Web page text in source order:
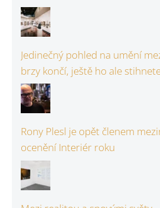
Jedinečný pohled na umění
brzy končí, ještě ho ale
Rony Plesl je opět členem
ocenění Interiér roku